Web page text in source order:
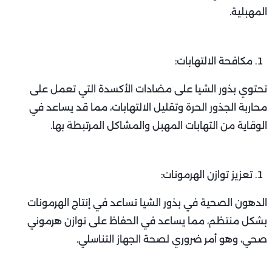
المهبلية.
مكافحة الالتهابات:
تحتوي بذور الشيا على مضادات الأكسدة التي تعمل على
محاربة الجذور الحرة وتقليل الالتهابات، مما قد يساعد في
الوقاية من التهابات المهبل والمشاكل المرتبطة بها.
تعزيز توازن الهرمونات:
الدهون الصحية في بذور الشيا تساعد في إنتاج الهرمونات
بشكل منتظم، مما يساعد في الحفاظ على توازن هرموني
صحي، وهو أمر ضروري لصحة الجهاز التناسلي.